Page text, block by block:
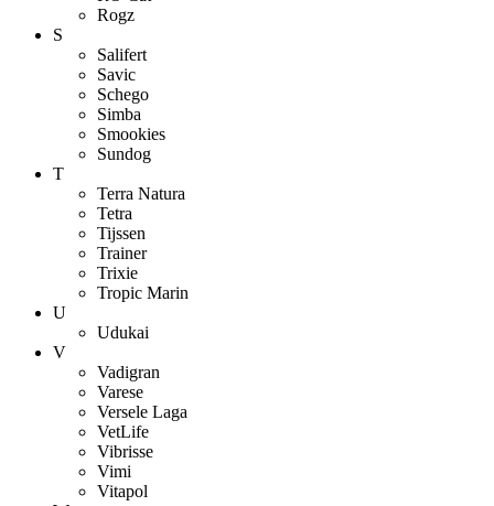
Rogz
S
Salifert
Savic
Schego
Simba
Smookies
Sundog
T
Terra Natura
Tetra
Tijssen
Trainer
Trixie
Tropic Marin
U
Udukai
V
Vadigran
Varese
Versele Laga
VetLife
Vibrisse
Vimi
Vitapol